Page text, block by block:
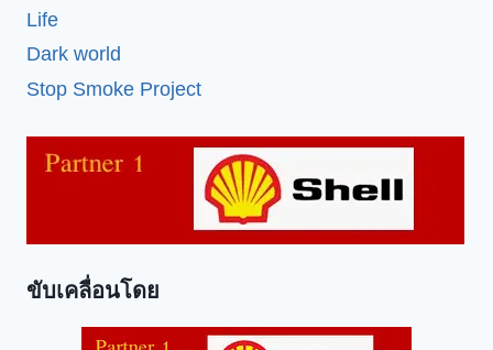
Life
Dark world
Stop Smoke Project
ขับเคลื่อนโดย